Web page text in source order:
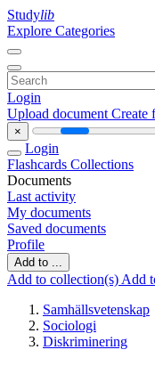
Studylib
Explore Categories
Login
Upload document Create
×
Login
Flashcards Collections
Documents
Last activity
My documents
Saved documents
Profile
Add to ...
Add to collection(s) Add
Samhällsvetenskap
Sociologi
Diskriminering